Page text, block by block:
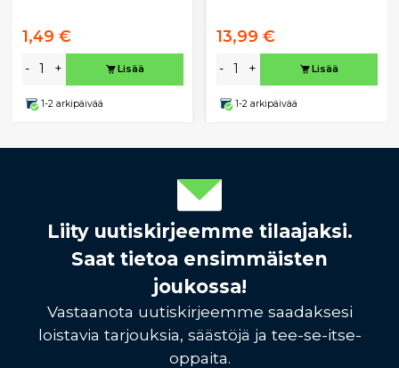
1,49 €
- + Lisää
1-2 arkipäivää
13,99 €
- + Lisää
1-2 arkipäivää
Liity uutiskirjeemme tilaajaksi.
Saat tietoa ensimmäisten
joukossa!
Vastaanota uutiskirjeemme saadaksesi
loistavia tarjouksia, säästöjä ja tee-se-itse-
oppaita.